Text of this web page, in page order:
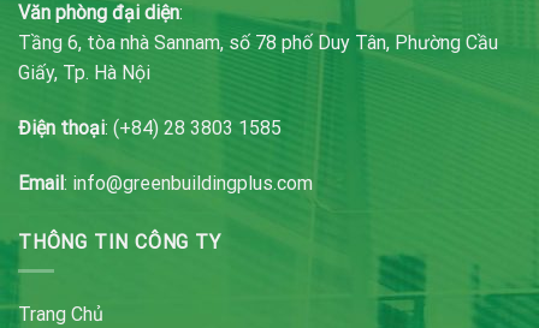
Văn phòng đại diện:
Tầng 6, tòa nhà Sannam, số 78 phố Duy Tân, Phường Cầu
Giấy, Tp. Hà Nội
Điện thoại: (+84) 28 3803 1585
Email: info@greenbuildingplus.com
THÔNG TIN CÔNG TY
Trang Chủ